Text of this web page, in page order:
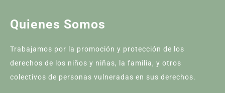
Quienes Somos
Trabajamos por la promoción y protección de los
derechos de los niños y niñas, la familia, y otros
colectivos de personas vulneradas en sus derechos.